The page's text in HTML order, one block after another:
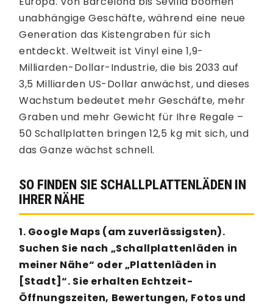
unabhängige Geschäfte, während eine neue
Generation das Kistengraben für sich
entdeckt. Weltweit ist Vinyl eine 1,9-
Milliarden-Dollar-Industrie, die bis 2033 auf
3,5 Milliarden US-Dollar anwächst, und dieses
Wachstum bedeutet mehr Geschäfte, mehr
Graben und mehr Gewicht für Ihre Regale –
50 Schallplatten bringen 12,5 kg mit sich, und
das Ganze wächst schnell.
SO FINDEN SIE SCHALLPLATTENLÄDEN IN
IHRER NÄHE
1. Google Maps (am zuverlässigsten).
Suchen Sie nach „Schallplattenläden in
meiner Nähe“ oder „Plattenläden in
[Stadt]“. Sie erhalten Echtzeit-
Öffnungszeiten, Bewertungen, Fotos und